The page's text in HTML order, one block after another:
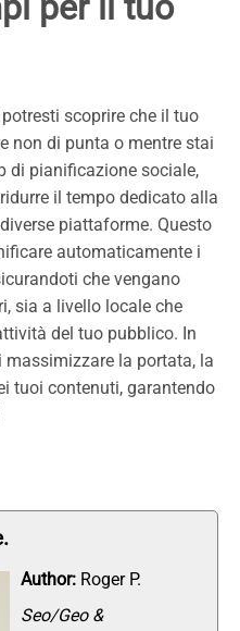
potresti scoprire che il tuo
non di punta o mentre stai
di pianificazione sociale,
il tempo dedicato alla
piattaforme. Questo
automaticamente i
che vengano
sia a livello locale che
del tuo pubblico. In
la portata, la
tuoi contenuti, garantendo
Author: Roger P.
Seo/Geo &